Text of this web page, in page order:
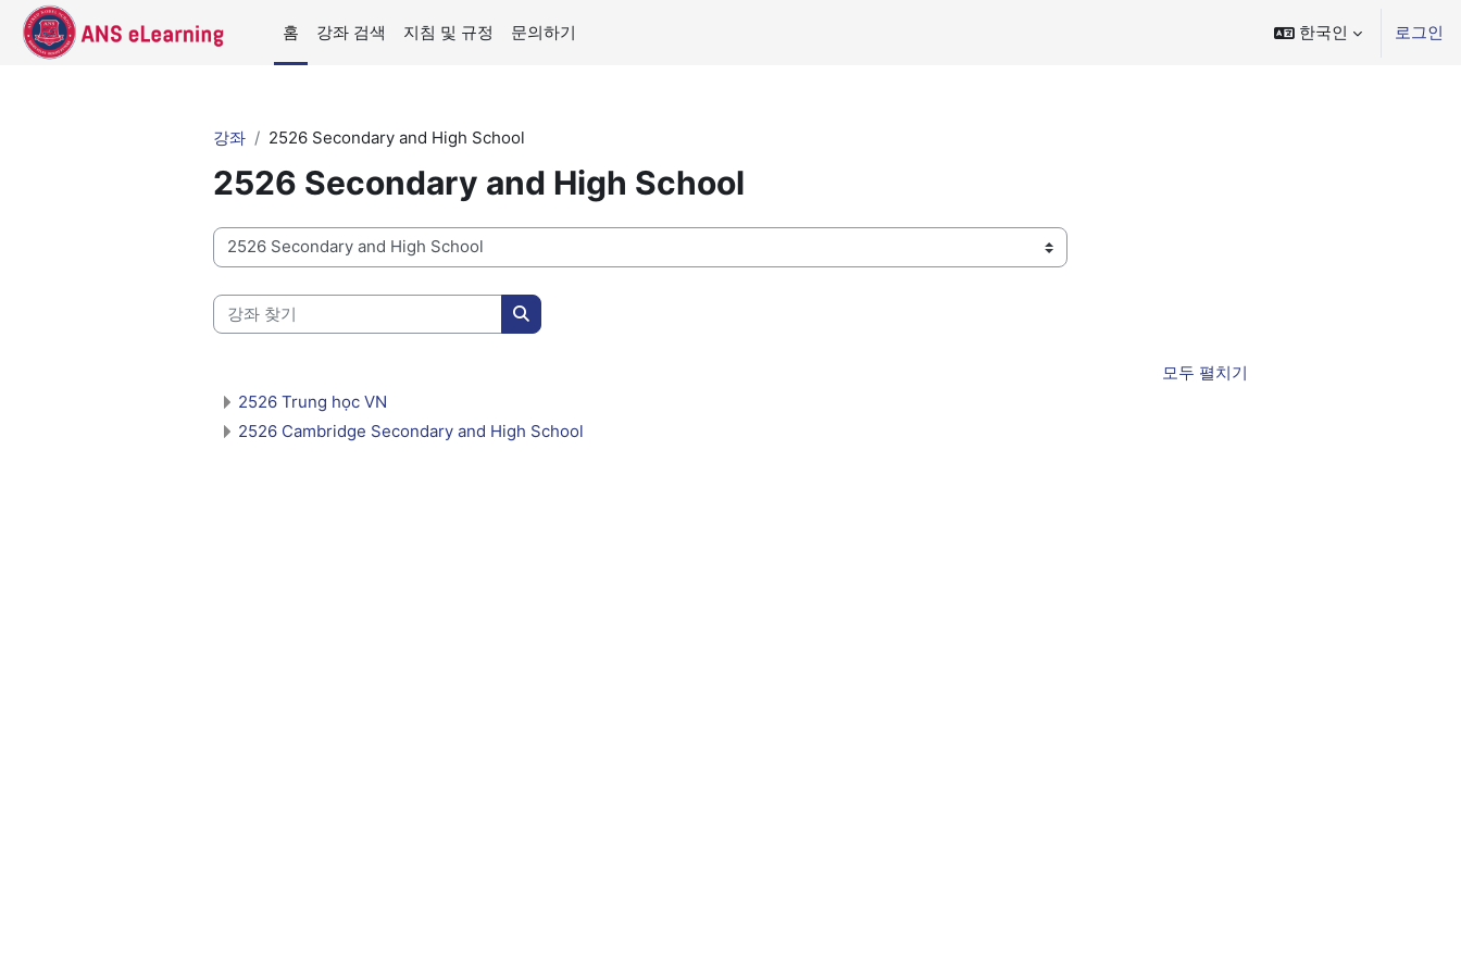
메인 콘텐츠로 건너뛰기
홈
강좌 검색 지침 및 규정 문의하기 한국인 로그인
강좌 2526 Secondary and High School
2526 Secondary and High School
강좌 범주
강좌 찾기
강좌 찾기
모두 펼치기
2526 Trung học VN
2526 Cambridge Secondary and High School